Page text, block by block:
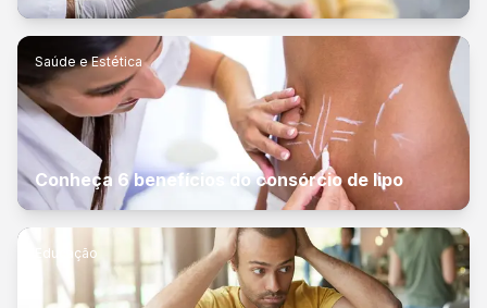
Saúde e Estética
Conheça 6 benefícios do consórcio de lipo
Educação